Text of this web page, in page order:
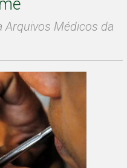
Arquivos Médicos da